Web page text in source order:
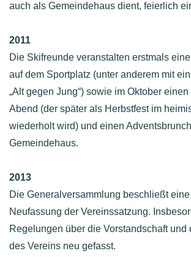
auch als Gemeindehaus dient, feierlich
2011
Die Skifreunde veranstalten erstmals
auf dem Sportplatz (unter anderem mit
„Alt gegen Jung“) sowie im Oktober
Abend (der später als Herbstfest im
wiederholt wird) und einen
Gemeindehaus.
2013
Die Generalversammlung beschließt
Neufassung der Vereinssatzung.
Regelungen über die Vorstandschaft und
des Vereins neu gefasst.